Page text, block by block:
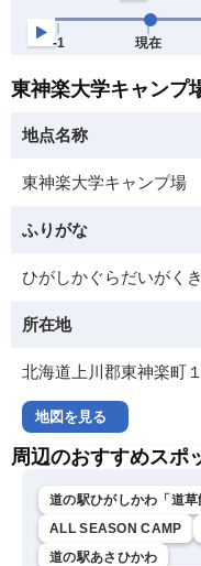
東神楽大学キャンプ
地点名称
東神楽大学キャンプ場
ふりがな
ひがしかぐらだいがく
所在地
北海道上川郡東神楽町
地図を見る
周辺のおすすめスポ
道の駅ひがしかわ「道草
ALL SEASON CAMP
道の駅あさひかわ